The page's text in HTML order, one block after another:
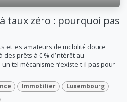
taux zéro : pourquoi pas
et les amateurs de mobilité douce
prêts à 0 % d’intérêt au
tel mécanisme n’existe-t-il pas pour
Immobilier
Luxembourg